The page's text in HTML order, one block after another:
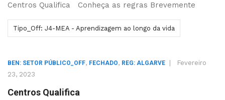
Centros Qualifica Conheça as regras Brevemente
Tipo_Off: J4-MEA - Aprendizagem ao longo da vida
BEN: SETOR PÚBLICO_OFF, FECHADO, REG: ALGARVE
Fevereiro
23, 2023
Centros Qualifica